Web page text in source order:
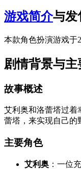
游戏简介与发
本款角色扮演游戏于
剧情背景与
故事概述
艾利奥和洛蕾塔过着
蕾塔，来实现自己的
主要角色
艾利奥 ：一位